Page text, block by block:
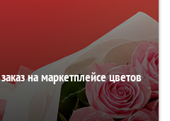
на маркетплейсе цветов